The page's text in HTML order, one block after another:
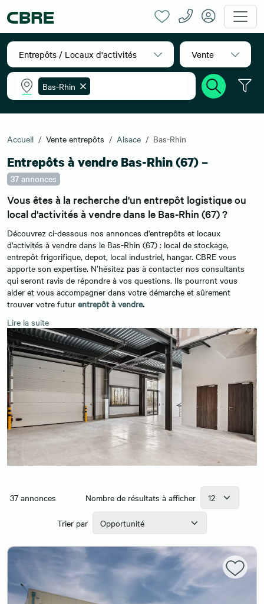
Entrepôts / Locaux d'activités Vente
Bas-Rhin
Accueil Vente entrepôts Alsace Bas-Rhin
Entrepôts à vendre Bas-Rhin (67) –
37 annonces
Vous êtes à la recherche d'un entrepôt logistique ou
local d'activités à vendre dans le Bas-Rhin (67) ?
Découvrez ci-dessous nos annonces d'entrepôts et locaux
d'activités à vendre dans le Bas-Rhin (67) : local de stockage,
entrepôt frigorifique, depot, local industriel, hangar. CBRE vous
apporte son expertise. N’hésitez pas à contacter nos consultants
qui seront ravis de répondre à vos questions. Ils pourront vous
aider et vous accompagner dans votre démarche et sûrement
trouver votre futur entrepôt à vendre.
Lire la suite
37 annonces Nombre de résultats à afficher
Trier par